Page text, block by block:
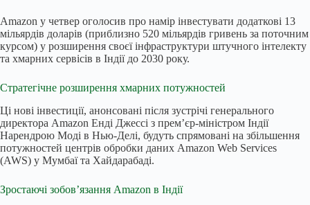
Amazon у четвер оголосив про намір інвестувати додаткові 13
мільярдів доларів (приблизно 520 мільярдів гривень за поточним
курсом) у розширення своєї інфраструктури штучного інтелекту
та хмарних сервісів в Індії до 2030 року.
Стратегічне розширення хмарних потужностей
Ці нові інвестиції, анонсовані після зустрічі генерального
директора Amazon Енді Джессі з прем’єр-міністром Індії
Нарендрою Моді в Нью-Делі, будуть спрямовані на збільшення
потужностей центрів обробки даних Amazon Web Services
(AWS) у Мумбаї та Хайдарабаді.
Зростаючі зобов’язання Amazon в Індії